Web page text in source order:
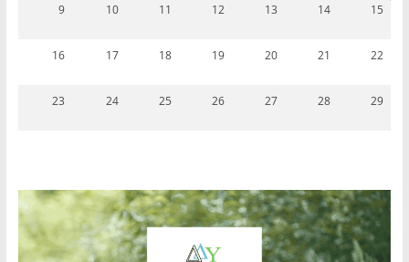
9 10 11 12 13 14 15
16 17 18 19 20 21 22
23 24 25 26 27 28 29